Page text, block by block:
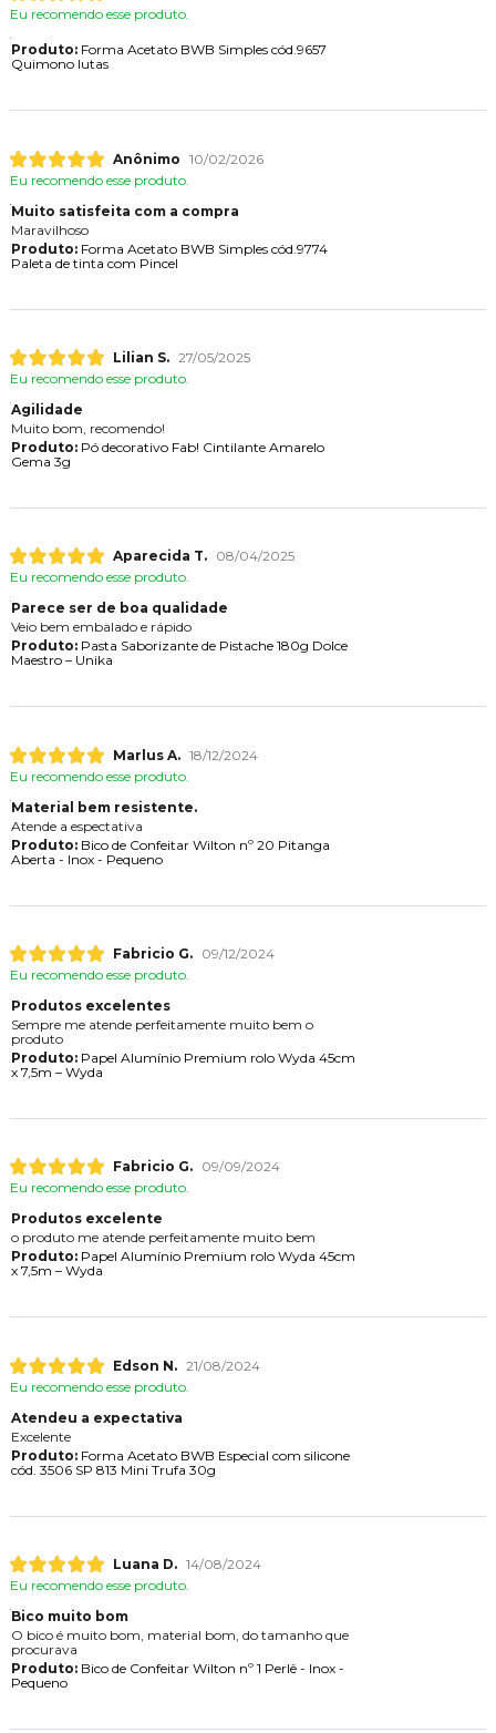
Eu recomendo esse produto.
Produto:Forma Acetato BWB Simples cód.9657
Quimono lutas
Anônimo 10/02/2026
Eu recomendo esse produto.
Muito satisfeita com a compra
Maravilhoso
Produto:Forma Acetato BWB Simples cód.9774
Paleta de tinta com Pincel
Lilian S. 27/05/2025
Eu recomendo esse produto.
Agilidade
Muito bom, recomendo!
Produto:Pó decorativo Fab! Cintilante Amarelo
Gema 3g
Aparecida T.
08/04/2025
Eu recomendo esse produto.
Parece ser de boa qualidade
Veio bem embalado e rápido
Produto:Pasta Saborizante de Pistache 180g Dolce
Maestro – Unika
Marlus A. 18/12/2024
Eu recomendo esse produto.
Material bem resistente.
Atende a espectativa
Produto:Bico de Confeitar Wilton nº 20 Pitanga
Aberta - Inox - Pequeno
Fabricio G.
09/12/2024
Eu recomendo esse produto.
Produtos excelentes
Sempre me atende perfeitamente muito bem o
produto
Produto:Papel Alumínio Premium rolo Wyda 45cm
x 7,5m – Wyda
Fabricio G.
09/09/2024
Eu recomendo esse produto.
Produtos excelente
o produto me atende perfeitamente muito bem
Produto:Papel Alumínio Premium rolo Wyda 45cm
x 7,5m – Wyda
Edson N. 21/08/2024
Eu recomendo esse produto.
Atendeu a expectativa
Excelente
Produto:Forma Acetato BWB Especial com silicone
cód. 3506 SP 813 Mini Trufa 30g
Luana D. 14/08/2024
Eu recomendo esse produto.
Bico muito bom
O bico é muito bom, material bom, do tamanho que
procurava
Produto:Bico de Confeitar Wilton nº 1 Perlê - Inox -
Pequeno